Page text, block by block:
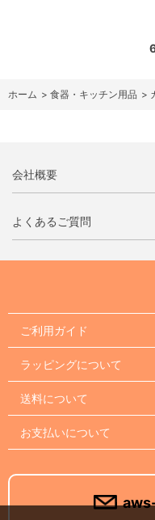
ホーム > 食器・キッチン用品 >
会社概要
よくあるご質問
ご利用ガイド
ラッピングについて
送料について
お支払いについて